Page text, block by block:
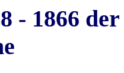
- 1866